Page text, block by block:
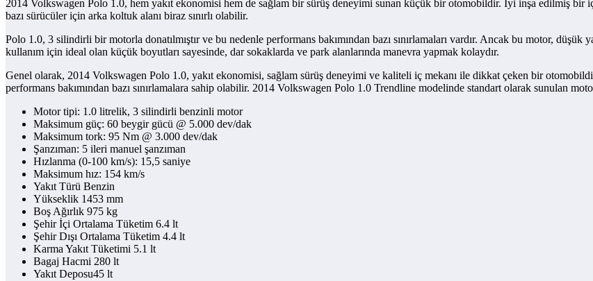
2014 Volkswagen Polo 1.0, hem yakıt ekonomisi hem de sağlam bir sürüş deneyimi sunan küçük bir otomobildir. İyi inşa edilmiş
bazı sürücüler için arka koltuk alanı biraz sınırlı olabilir.
Polo 1.0, 3 silindirli bir motorla donatılmıştır ve bu nedenle performans bakımından bazı sınırlamaları vardır. Ancak bu motor,
kullanım için ideal olan küçük boyutları sayesinde, dar sokaklarda ve park alanlarında manevra yapmak kolaydır.
Genel olarak, 2014 Volkswagen Polo 1.0, yakıt ekonomisi, sağlam sürüş deneyimi ve kaliteli iç mekanı ile dikkat çeken bir
performans bakımından bazı sınırlamalara sahip olabilir. 2014 Volkswagen Polo 1.0 Trendline modelinde standart olarak sunulan
Motor tipi: 1.0 litrelik, 3 silindirli benzinli motor
Maksimum güç: 60 beygir gücü @ 5.000 dev/dak
Maksimum tork: 95 Nm @ 3.000 dev/dak
Şanzıman: 5 ileri manuel şanzıman
Hızlanma (0-100 km/s): 15,5 saniye
Maksimum hız: 154 km/s
Yakıt Türü Benzin
Yükseklik 1453 mm
Boş Ağırlık 975 kg
Şehir İçi Ortalama Tüketim 6.4 lt
Şehir Dışı Ortalama Tüketim 4.4 lt
Karma Yakıt Tüketimi 5.1 lt
Bagaj Hacmi 280 lt
Yakıt Deposu45 lt